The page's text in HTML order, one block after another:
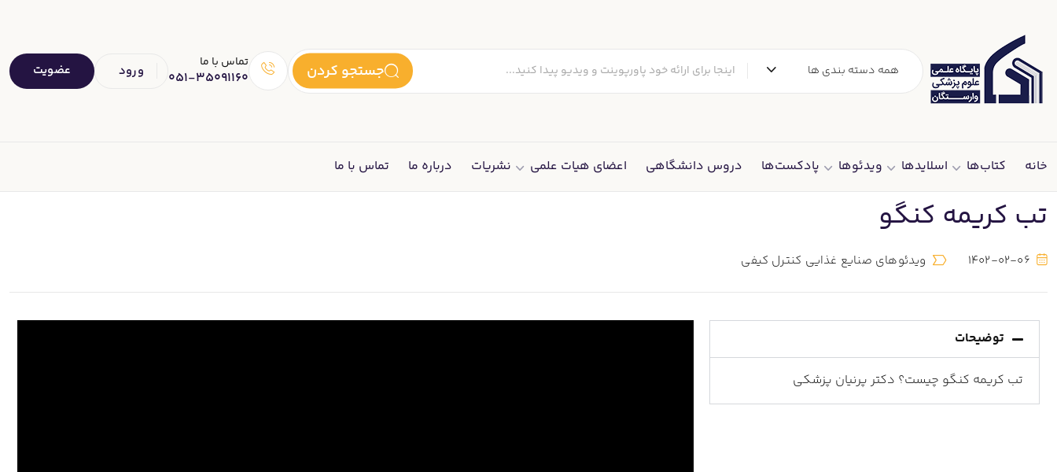
همه دسته بندی ها جستجو کردن تماس با ما
051-35091160 ورود عضویت
خانه کتاب‌ها اسلایدها ویدئوها پادکست‌ها دروس دانشگاهی اعضای هیات علمی نشریات درباره ما تماس با ما
تب کریمه کنگو
1402-02-06 ویدئوهای صنایع غذایی کنترل کیفی
توضیحات
تب کریمه کنگو چیست؟ دکتر پرنیان پزشکی